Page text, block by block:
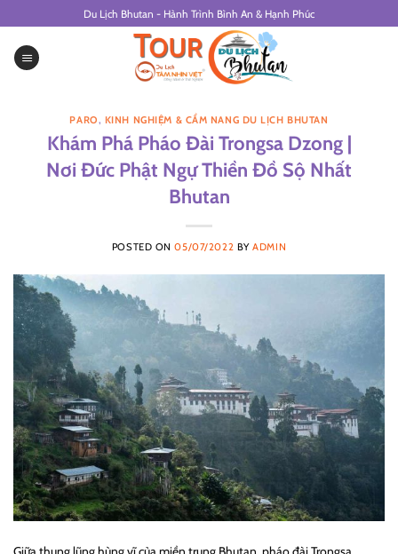
to
content
Du Lịch Bhutan - Hành Trình Bình An & Hạnh Phúc
PARO, KINH NGHIỆM & CẨM NANG DU LỊCH BHUTAN
Khám Phá Pháo Đài Trongsa Dzong |
Nơi Đức Phật Ngự Thiền Đồ Sộ Nhất
Bhutan
POSTED ON05/07/2022 BYADMIN